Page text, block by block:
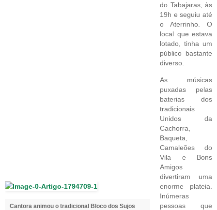
Cantora animou o tradicional Bloco dos Sujos
do Tabajaras, às
19h e seguiu até
o Aterrinho. O
local que estava
lotado, tinha um
público bastante
diverso.
As músicas
puxadas pelas
baterias dos
tradicionais
Unidos da
Cachorra,
Baqueta,
Camaleões do
Vila e Bons
Amigos
divertiram uma
enorme plateia.
Inúmeras
pessoas que